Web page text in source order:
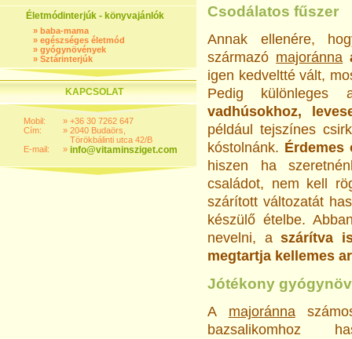
Életmódinterjúk - könyvajánlók
» baba-mama
» egészséges életmód
» gyógynövények
» Sztárinterjúk
KAPCSOLAT
Mobil:
Cím:
E-mail:
»
»
»
+36 30 7262 647
2040 Budaörs,
Törökbálinti utca 42/B
info@vitaminsziget.com
Csodálatos fűszer
Annak ellenére,
származó majoránna
igen kedveltté vált,
Pedig különleges
vadhúsokhoz,
például tejszínes
kóstolnánk. Érdemes
hiszen ha
családot, nem kell
szárított változatát
készülő ételbe.
nevelni, aszárítva
megtartja kellemes
Jótékony
A majoránna
bazsalikomhoz